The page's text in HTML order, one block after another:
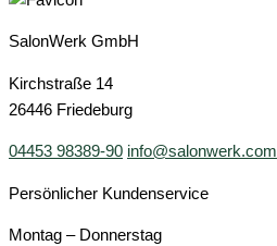
SalonWerk GmbH
Kirchstraße 14
26446 Friedeburg
04453 98389-90 info@salonwerk.com
Persönlicher Kundenservice
Montag – Donnerstag